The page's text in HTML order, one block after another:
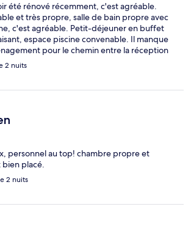
été rénové récemment, c'est agréable.
et très propre, salle de bain propre avec
c'est agréable. Petit-déjeuner en buffet
espace piscine convenable. Il manque
pour le chemin entre la réception
petit-déjeuner. Le côté nature, c'est sympa,
mais revenir en claquettes, les pieds
2 nuits
personnel au top! chambre propre et
placé.
2 nuits